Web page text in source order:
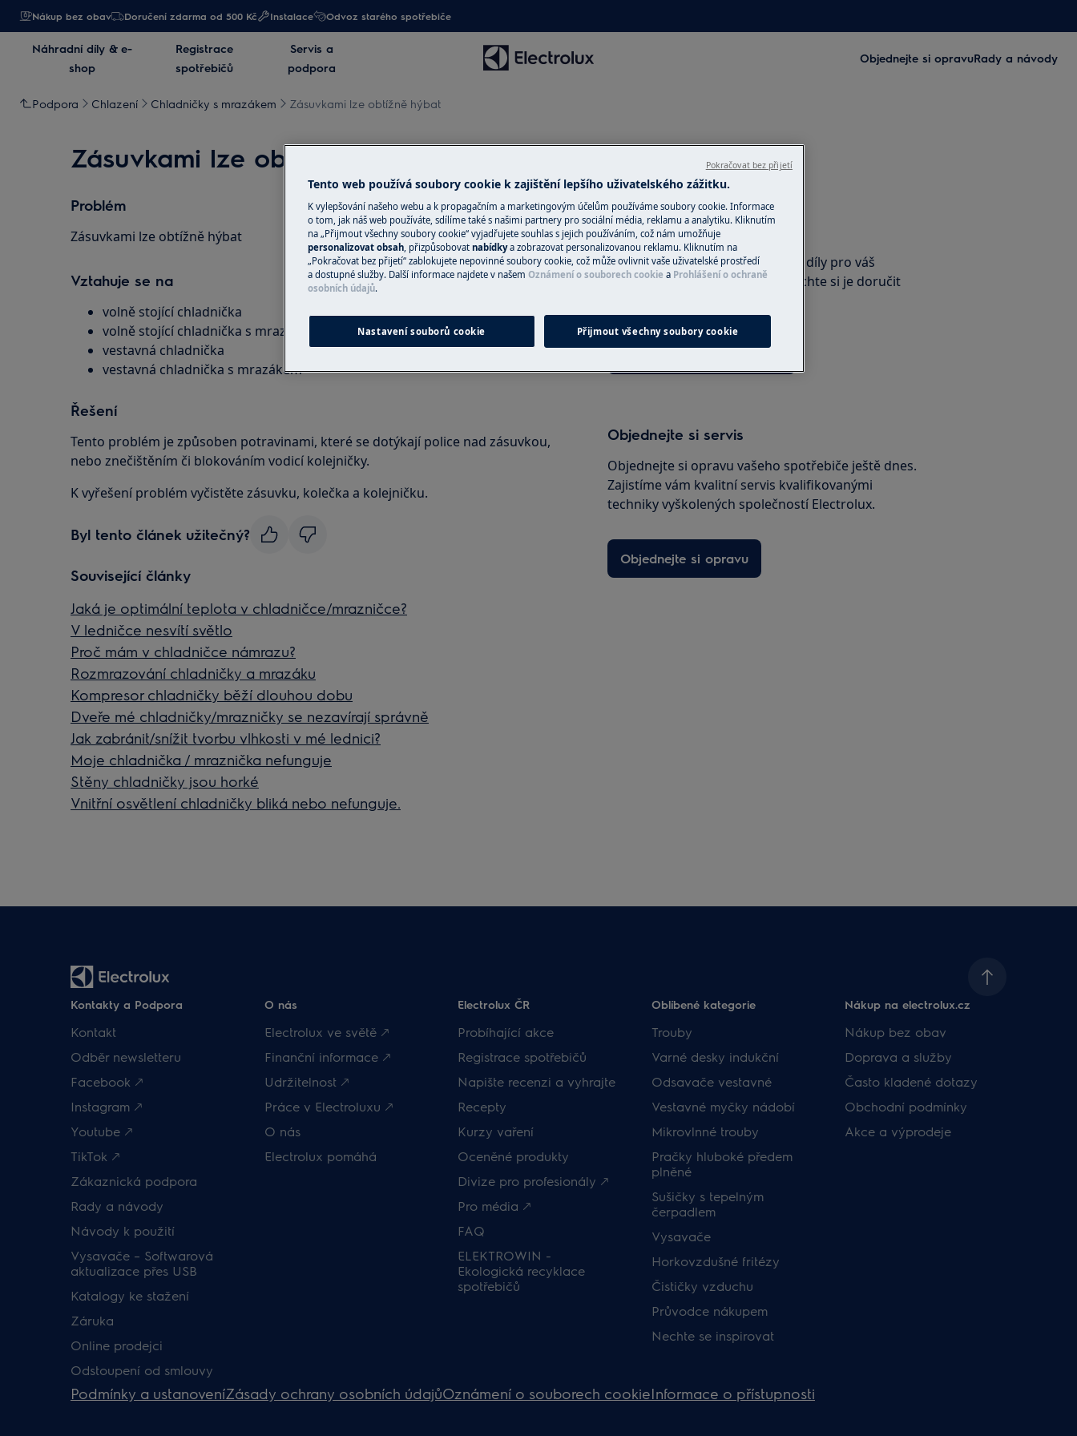
Nákup bez obav Doručení zdarma od 500 Kč Instalace Odvoz starého spotřebiče
Náhradní díly & e-
shop
Registrace
spotřebičů
Servis a
podpora
Objednejte si opravuRady a návody
Podpora Chlazení Chladničky s mrazákem Zásuvkami lze obtížně hýbat
Zásuvkami lze obtížně hýbat
Problém
Zásuvkami lze obtížně hýbat
Vztahuje se na
volně stojící chladnička
volně stojící chladnička s mrazákem
vestavná chladnička
vestavná chladnička s mrazákem
Řešení
Tento problém je způsoben potravinami, které se dotýkají police nad zásuvkou,
nebo znečištěním či blokováním vodicí kolejničky.
K vyřešení problém vyčistěte zásuvku, kolečka a kolejničku.
Byl tento článek užitečný?
Související články
Jaká je optimální teplota v chladničce/mrazničce?
V ledničce nesvítí světlo
Proč mám v chladničce námrazu?
Rozmrazování chladničky a mrazáku
Kompresor chladničky běží dlouhou dobu
Dveře mé chladničky/mrazničky se nezavírají správně
Jak zabránit/snížit tvorbu vlhkosti v mé lednici?
Moje chladnička / mraznička nefunguje
Stěny chladničky jsou horké
Vnitřní osvětlení chladničky bliká nebo nefunguje.
Náhradní díly a příslušenství
Vyhledejte si originální náhradní díly pro váš
spotřebič v našem e-shopu a nechte si je doručit
Objednejte si servis
Objednejte si opravu vašeho spotřebiče ještě dnes.
Zajistíme vám kvalitní servis kvalifikovanými
techniky vyškolených společností Electrolux.
Objednejte si opravu
Kontakty a Podpora
Kontakt
Odběr newsletteru
Facebook 🡕
Instagram 🡕
Youtube 🡕
TikTok 🡕
Zákaznická podpora
Rady a návody
Návody k použití
Vysavače – Softwarová
aktualizace přes USB
Katalogy ke stažení
Záruka
Online prodejci
Odstoupení od smlouvy
O nás
Electrolux ve světě 🡕
Finanční informace 🡕
Udržitelnost 🡕
Práce v Electroluxu 🡕
O nás
Electrolux pomáhá
Electrolux ČR
Probíhající akce
Registrace spotřebičů
Napište recenzi a vyhrajte
Recepty
Kurzy vaření
Oceněné produkty
Divize pro profesionály 🡕
Pro média 🡕
FAQ
ELEKTROWIN -
Ekologická recyklace
spotřebičů
Oblíbené kategorie
Trouby
Varné desky indukční
Odsavače vestavné
Vestavné myčky nádobí
Mikrovlnné trouby
Pračky hluboké předem
plněné
Sušičky s tepelným
čerpadlem
Vysavače
Horkovzdušné fritézy
Čističky vzduchu
Průvodce nákupem
Nechte se inspirovat
Nákup na electrolux.cz
Nákup bez obav
Doprava a služby
Často kladené dotazy
Obchodní podmínky
Akce a výprodeje
Podmínky a ustanoveníZásady ochrany osobních údajůOznámení o souborech cookieInformace o přístupnosti
Tento web používá soubory cookie k zajištění lepšího uživatelského zážitku.
K vylepšování našeho webu a k propagačním a marketingovým účelům používáme soubory cookie. Informace
o tom, jak náš web používáte, sdílíme také s našimi partnery pro sociální média, reklamu a analytiku. Kliknutím
na „Přijmout všechny soubory cookie“ vyjadřujete souhlas s jejich používáním, což nám umožňuje
personalizovat obsah, přizpůsobovat nabídkya zobrazovat personalizovanou reklamu. Kliknutím na
„Pokračovat bez přijetí“ zablokujete nepovinné soubory cookie, což může ovlivnit vaše uživatelské prostředí
a dostupné služby. Další informace najdete v našem Oznámení o souborech cookie a Prohlášení o ochraně
osobních údajů.
Nastavení souborů cookie Přijmout všechny soubory cookie
Pokračovat bez přijetí